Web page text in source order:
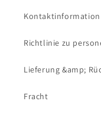
Kontaktinformation
Richtlinie zu
Lieferung &amp;
Fracht